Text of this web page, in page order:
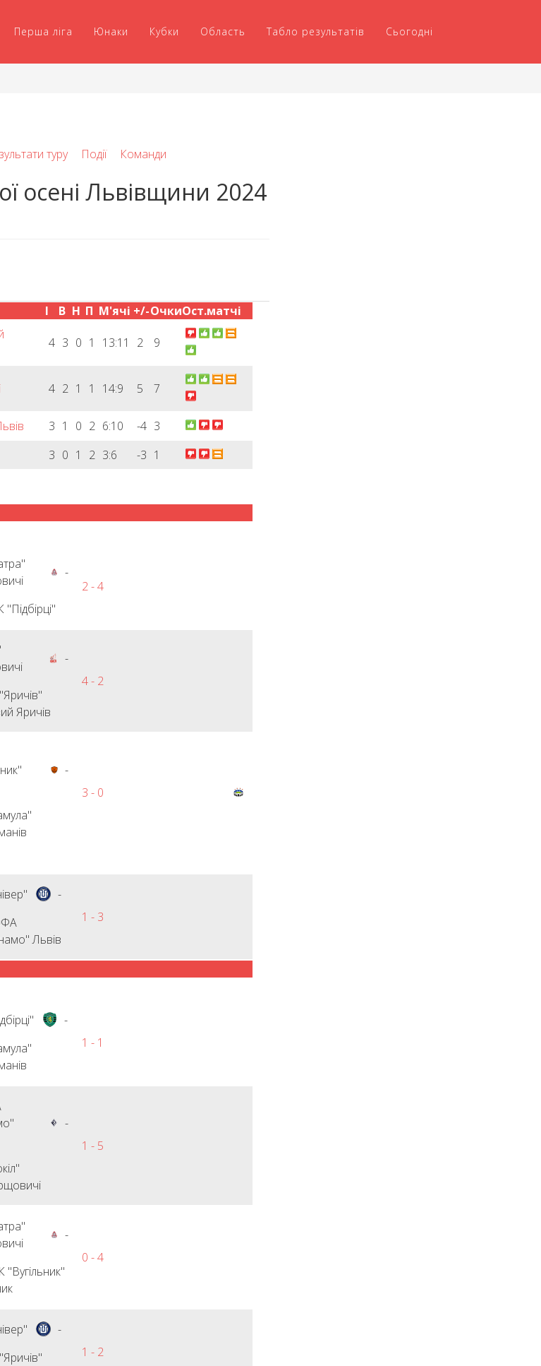
Перша ліга Юнаки Кубки Область Табло результатів Сьогодні
туру Події Команди
осені Львівщини 2024
І В Н П М'ячі +/-ОчкиОст.матчі
4 3 0 1 13:11 2 9
4 2 1 1 14:9 5 7
3 1 0 2 6:10 -4 3
3 0 1 2 3:6 -3 1
-
"Підбірці"
2 - 4
-
Яричів
4 - 2
-
3 - 0
-
Львів
1 - 3
-
1 - 1
-
1 - 5
-
"Вугільник"
0 - 4
-
1 - 2